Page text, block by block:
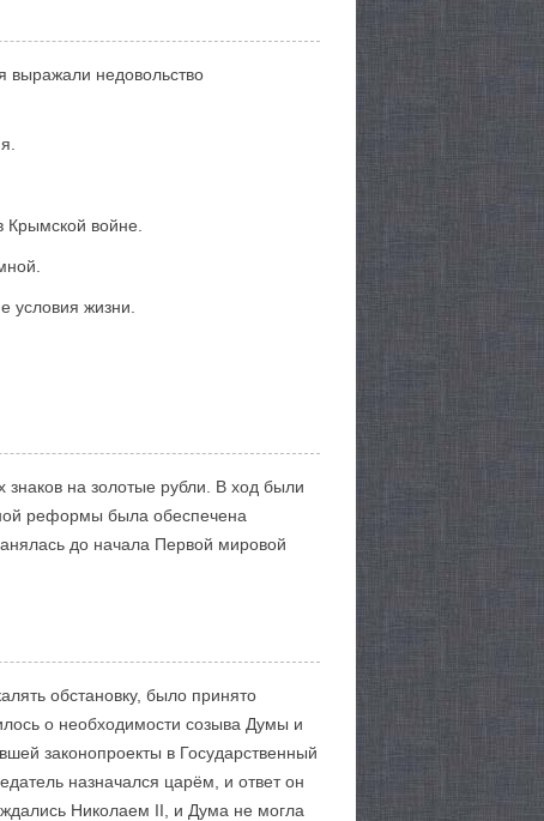
выражали недовольство
Крымской войне.
жизни.
на золотые рубли. В ход были
реформы была обеспечена
до начала Первой мировой
обстановку, было принято
о необходимости созыва Думы и
законопроекты в Государственный
назначался царём, и ответ он
Николаем II, и Дума не могла